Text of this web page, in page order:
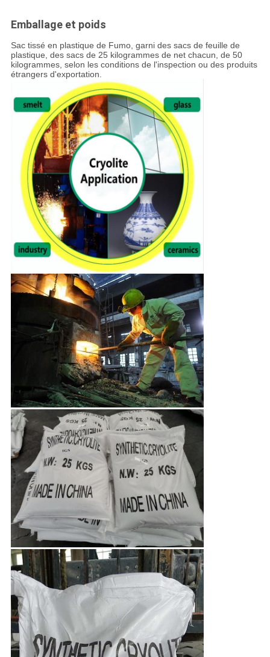
Emballage et poids
Sac tissé en plastique de Fumo, garni des sacs de feuille de
plastique, des sacs de 25 kilogrammes de net chacun, de 50
kilogrammes, selon les conditions de l'inspection ou des produits
étrangers d'exportation.